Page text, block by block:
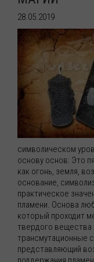
28.05.2019
символическом
основу основ: Это
как огонь, земля,
основание,
практическое
пламени. Основа
который проходит
твердого вещества
трансмутационные
представляющий